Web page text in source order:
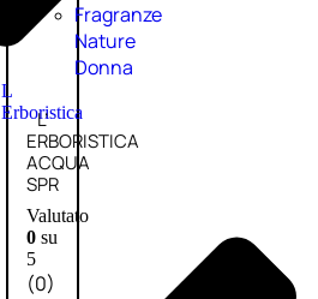
Fragranze
Nature
Donna
L
Erboristica
L’
ERBORISTICA
ACQUA
SPR
Valutato
0su
5
(0)